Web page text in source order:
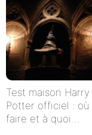
Test maison Harry
Potter officiel : où
faire et à quoi